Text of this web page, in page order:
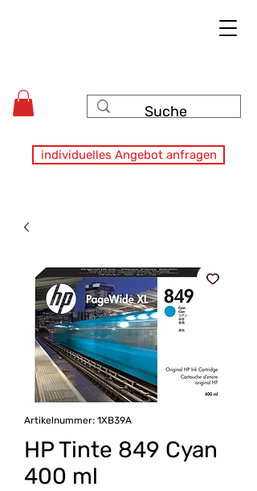
individuelles Angebot anfragen
Artikelnummer: 1XB39A
HP Tinte 849 Cyan
400 ml